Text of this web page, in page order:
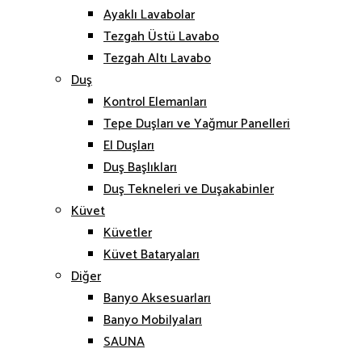
Ayaklı Lavabolar
Tezgah Üstü Lavabo
Tezgah Altı Lavabo
Duş
Kontrol Elemanları
Tepe Duşları ve Yağmur Panelleri
El Duşları
Duş Başlıkları
Duş Tekneleri ve Duşakabinler
Küvet
Küvetler
Küvet Bataryaları
Diğer
Banyo Aksesuarları
Banyo Mobilyaları
SAUNA